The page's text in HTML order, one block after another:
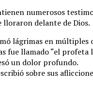
numerosos
lloraron delante de Dios.
lágrimas en múltiples
fue llamado “el profeta
un dolor profundo.
sobre sus